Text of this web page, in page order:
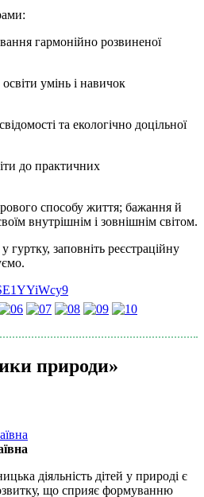
гармонійно розвиненої
умінь і навичок
та екологічно доцільної
до практичних
способу життя; бажання й
внутрішнім і зовнішнім світом.
заповніть реєстраційну
природи»
діяльність дітей у природі є
що сприяє формуванню